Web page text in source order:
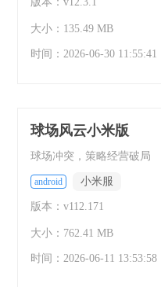
大小：135.49 MB
时间： 2026-06-30 11:55:41
球场风云小米版
球场冲突，策略经营破局
android 小米服
版本：v112.171
大小：762.41 MB
时间： 2026-06-11 13:53:58